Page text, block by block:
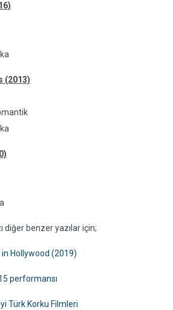
(2013)
diğer benzer yazılar için;
Hollywood (2019)
performansı
Türk Korku Filmleri